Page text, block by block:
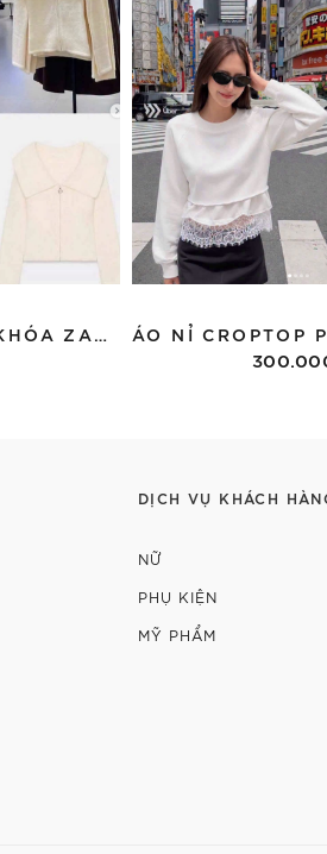
ÁO LEN CỔ V KÉO KHÓA ZARA 5063/300
DỊCH VỤ KHÁCH
NỮ
PHỤ KIỆN
MỸ PHẨM